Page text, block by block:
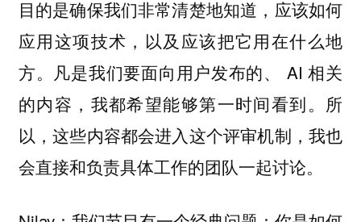
目的是确保我们非常清楚地知道，应该如何
应用这项技术，以及应该把它用在什么地
方。凡是我们要面向用户发布的、 AI 相关
的内容，我都希望能够第一时间看到。所
以，这些内容都会进入这个评审机制，我也
会直接和负责具体工作的团队一起讨论。